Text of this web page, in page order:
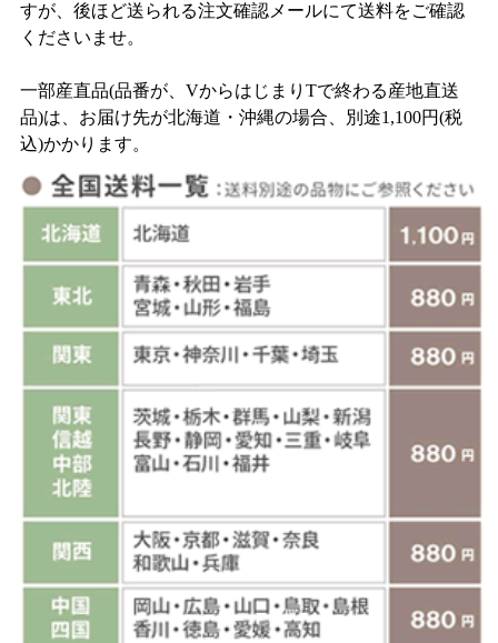
すが、後ほど送られる注文確認メールにて送料をご確認
くださいませ。
一部産直品(品番が、VからはじまりTで終わる産地直送
品)は、お届け先が北海道・沖縄の場合、別途1,100円(税
込)かかります。